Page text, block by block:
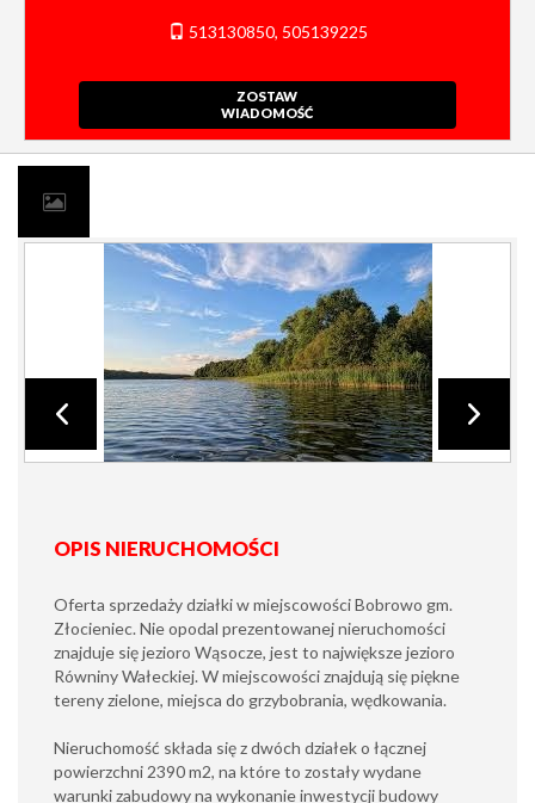
513130850, 505139225
ZOSTAW
WIADOMOŚĆ
OPIS NIERUCHOMOŚCI
Oferta sprzedaży działki w miejscowości Bobrowo gm.
Złocieniec. Nie opodal prezentowanej nieruchomości
znajduje się jezioro Wąsocze, jest to największe jezioro
Równiny Wałeckiej. W miejscowości znajdują się piękne
tereny zielone, miejsca do grzybobrania, wędkowania.
Nieruchomość składa się z dwóch działek o łącznej
powierzchni 2390 m2, na które to zostały wydane
warunki zabudowy na wykonanie inwestycji budowy